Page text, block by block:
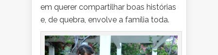
em querer compartilhar boas histórias
e, de quebra, envolve a família toda.